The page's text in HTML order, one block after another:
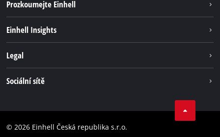
Prozkoumejte Einhell
Systém akumulátorů
Einhell Insights
Legal
Prohlášení o přístupnosti
Sociální sítě
Instagram
© 2026 Einhell Česká republika s.r.o.